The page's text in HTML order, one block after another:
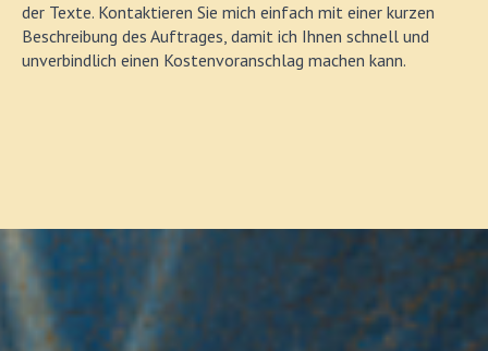
der Texte. Kontaktieren Sie mich einfach mit einer kurzen
Beschreibung des Auftrages, damit ich Ihnen schnell und
unverbindlich einen Kostenvoranschlag machen kann.